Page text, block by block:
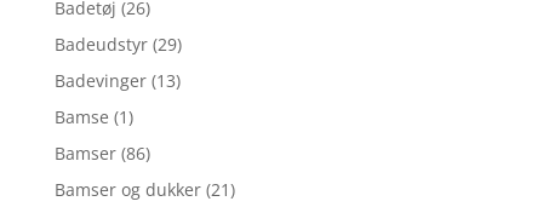
Badetøj (26)
Badeudstyr (29)
Badevinger (13)
Bamse (1)
Bamser (86)
Bamser og dukker (21)